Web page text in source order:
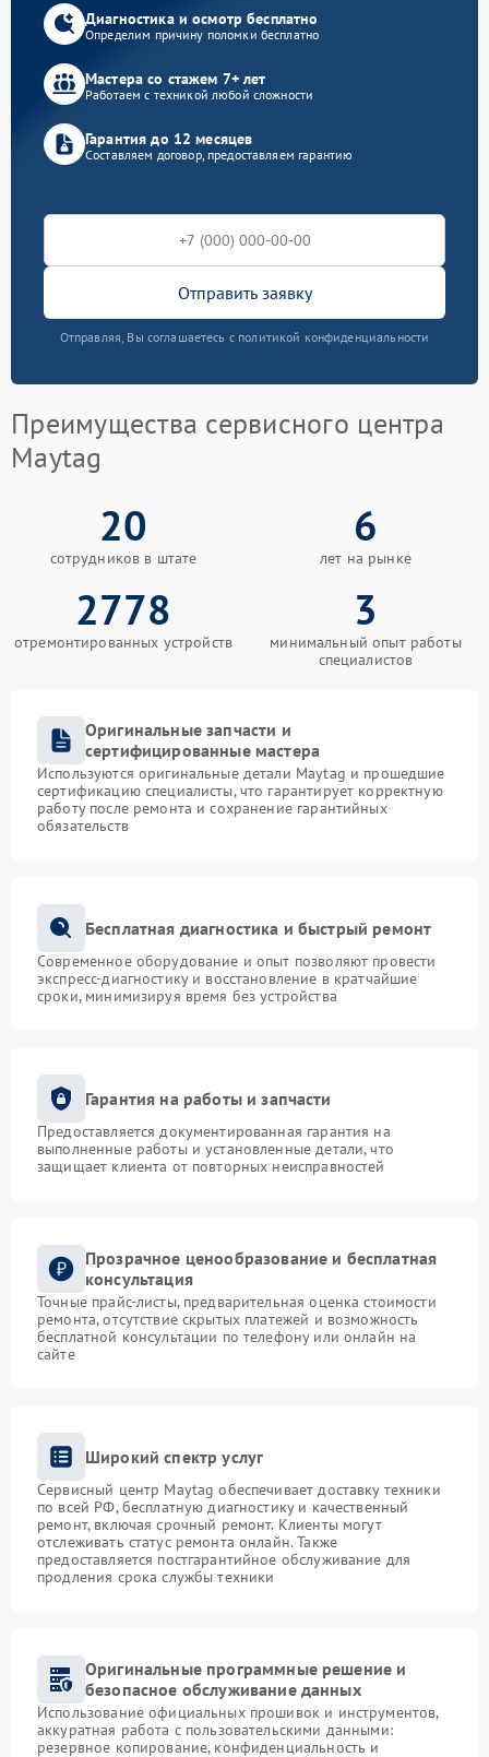
Диагностика и осмотр бесплатно
Определим причину поломки бесплатно
Мастера со стажем 7+ лет
Работаем с техникой любой сложности
Гарантия до 12 месяцев
Составляем договор, предоставляем гарантию
Отправить заявку
Отправляя, Вы соглашаетесь с политикой конфиденциальности
Преимущества сервисного центра
Maytag
20
сотрудников в штате
6
лет на рынке
2778
отремонтированных устройств
3
минимальный опыт работы
специалистов
Оригинальные запчасти и
сертифицированные мастера
Используются оригинальные детали Maytag и прошедшие
сертификацию специалисты, что гарантирует корректную
работу после ремонта и сохранение гарантийных
обязательств
Бесплатная диагностика и быстрый ремонт
Современное оборудование и опыт позволяют провести
экспресс-диагностику и восстановление в кратчайшие
сроки, минимизируя время без устройства
Гарантия на работы и запчасти
Предоставляется документированная гарантия на
выполненные работы и установленные детали, что
защищает клиента от повторных неисправностей
Прозрачное ценообразование и бесплатная
консультация
Точные прайс-листы, предварительная оценка стоимости
ремонта, отсутствие скрытых платежей и возможность
бесплатной консультации по телефону или онлайн на
сайте
Широкий спектр услуг
Сервисный центр Maytag обеспечивает доставку техники
по всей РФ, бесплатную диагностику и качественный
ремонт, включая срочный ремонт. Клиенты могут
отслеживать статус ремонта онлайн. Также
предоставляется постгарантийное обслуживание для
продления срока службы техники
Оригинальные программные решение и
безопасное обслуживание данных
Использование официальных прошивок и инструментов,
аккуратная работа с пользовательскими данными:
резервное копирование, конфиденциальность и